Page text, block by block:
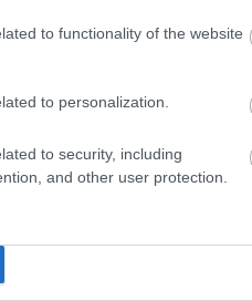
to functionality of the website
to personalization.
to security, including
and other user protection.